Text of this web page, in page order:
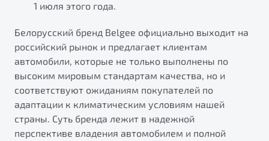
Универсальный кроссовер
от 2 499 990 ₽*
Тест-драйв
Автокредит
Спецпредложения
1 июля этого года.
Белорусский бренд Belgee официально выходит на
российский рынок и предлагает клиентам
автомобили, которые не только выполнены по
высоким мировым стандартам качества, но и
соответствуют ожиданиям покупателей по
адаптации к климатическим условиям нашей
страны. Суть бренда лежит в надежной
перспективе владения автомобилем и полной